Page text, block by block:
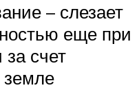
– слезает
еще при
счет